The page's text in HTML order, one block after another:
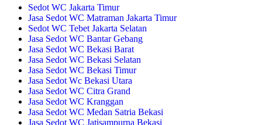
Sedot WC Jakarta Timur
Jasa Sedot WC Matraman Jakarta Timur
Sedot WC Tebet Jakarta Selatan
Jasa Sedot WC Bantar Gebang
Jasa Sedot WC Bekasi Barat
Jasa Sedot WC Bekasi Selatan
Jasa Sedot WC Bekasi Timur
Jasa Sedot Wc Bekasi Utara
Jasa Sedot WC Citra Grand
Jasa Sedot WC Kranggan
Jasa Sedot WC Medan Satria Bekasi
Jasa Sedot WC Jatisampurna Bekasi